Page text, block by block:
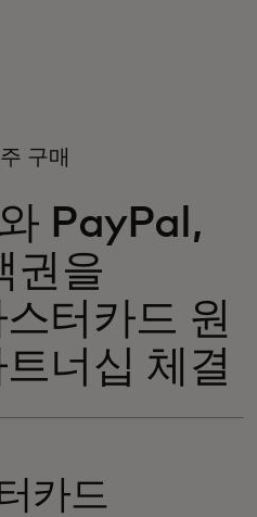
구매
PayPal,
권을
터카드 원
너십 체결
카드